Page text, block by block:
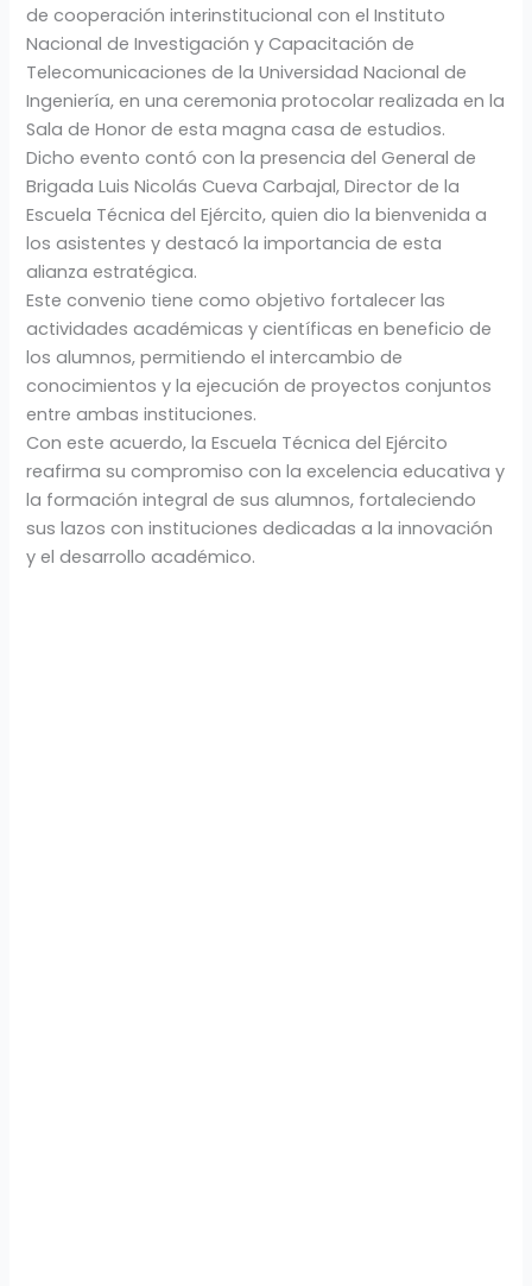
de cooperación interinstitucional con el Instituto
Nacional de Investigación y Capacitación de
Telecomunicaciones de la Universidad Nacional de
Ingeniería, en una ceremonia protocolar realizada en la
Sala de Honor de esta magna casa de estudios.
Dicho evento contó con la presencia del General de
Brigada Luis Nicolás Cueva Carbajal, Director de la
Escuela Técnica del Ejército, quien dio la bienvenida a
los asistentes y destacó la importancia de esta
alianza estratégica.
Este convenio tiene como objetivo fortalecer las
actividades académicas y científicas en beneficio de
los alumnos, permitiendo el intercambio de
conocimientos y la ejecución de proyectos conjuntos
entre ambas instituciones.
Con este acuerdo, la Escuela Técnica del Ejército
reafirma su compromiso con la excelencia educativa y
la formación integral de sus alumnos, fortaleciendo
sus lazos con instituciones dedicadas a la innovación
y el desarrollo académico.